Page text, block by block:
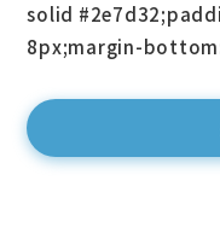
solid
8px;margin-